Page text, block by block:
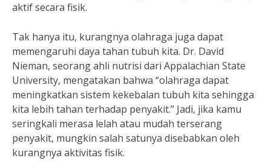
aktif secara fisik.
Tak hanya itu, kurangnya olahraga juga dapat
memengaruhi daya tahan tubuh kita. Dr. David
Nieman, seorang ahli nutrisi dari Appalachian State
University, mengatakan bahwa “olahraga dapat
meningkatkan sistem kekebalan tubuh kita sehingga
kita lebih tahan terhadap penyakit.” Jadi, jika kamu
seringkali merasa lelah atau mudah terserang
penyakit, mungkin salah satunya disebabkan oleh
kurangnya aktivitas fisik.